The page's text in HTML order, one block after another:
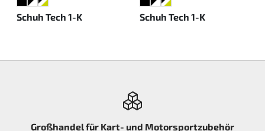
Schuh Tech 1-K
SCHWARZ
SCHWARZ/WEISS
SCHWARZ/WEISS/NEONGELB
Schuh Tech 1-K
SCHWARZ
SCHWARZ/WEISS
SCHWARZ/WEISS/
Großhandel für Kart- und Motorsportzubehör